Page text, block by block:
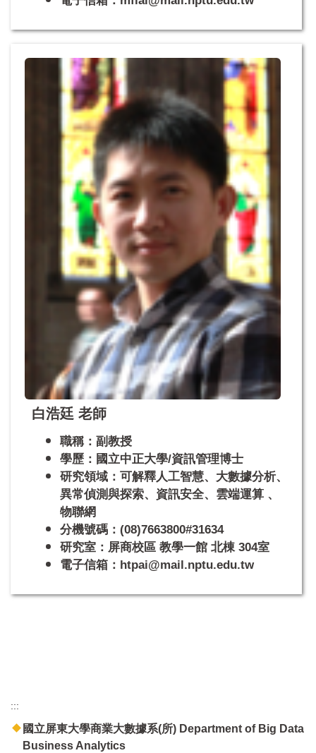
白浩廷 老師
職稱：副教授
學歷：國立中正大學/資訊管理博士
研究領域：可解釋人工智慧、大數據分析、
異常偵測與探索、資訊安全、雲端運算 、
物聯網
分機號碼：(08)7663800#31634
研究室：屏商校區 教學一館 北棟 304室
電子信箱：htpai@mail.nptu.edu.tw
:::
國立屏東大學商業大數據系(所) Department of Big Data
Business Analytics